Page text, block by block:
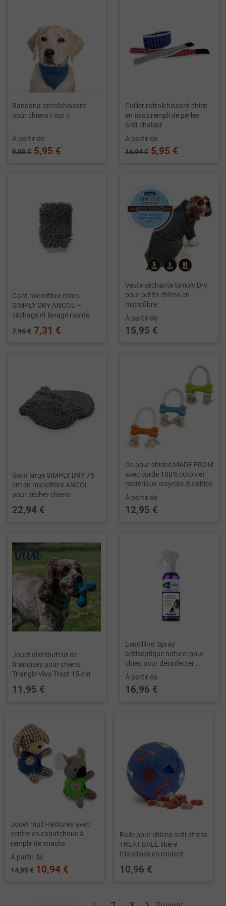
Bandana rafraîchissant
pour chiens FouFit
À partir de
9,95 € 5,95 €
Collier rafraîchissant chien
en tissu rempli de perles
anti-chaleur
À partir de
16,94 € 5,95 €
Gant microfibre chien
SIMPLY DRY ANCOL –
séchage et lavage rapide
7,96 € 7,31 €
Veste séchante Simply Dry
pour petits chiens en
microfibre
À partir de
15,95 €
Gant large SIMPLY DRY 75
cm en microfibre ANCOL
pour sécher chiens
22,94 €
Os pour chiens MADE FROM
avec corde 100% coton et
matériaux recyclés durables
À partir de
12,95 €
Jouet distributeur de
friandises pour chiens
Triangle Viva Treat 15 cm
11,95 €
Leucilline: Spray
antiseptique naturel pour
chien pour désinfecter
plaies et problèmes de peau
À partir de
16,96 €
Jouet multi-textures avec
ventre en caoutchouc à
remplir de snacks
À partir de
14,95 € 10,94 €
Balle pour chiens anti-stress
TREAT BALL libère
friandises en roulant
10,96 €